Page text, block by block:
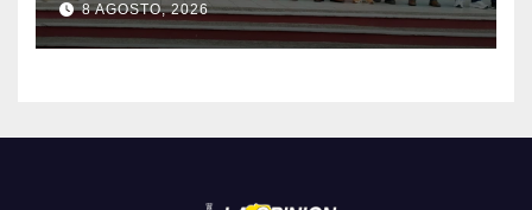
8 AGOSTO, 2026